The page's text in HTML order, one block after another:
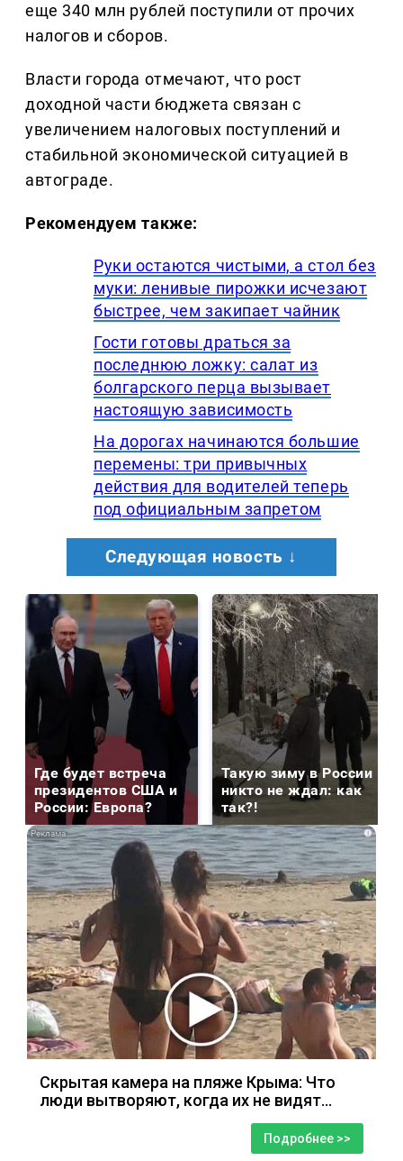
еще 340 млн рублей поступили от прочих
налогов и сборов.
Власти города отмечают, что рост
доходной части бюджета связан с
увеличением налоговых поступлений и
стабильной экономической ситуацией в
автограде.
Рекомендуем также:
Руки остаются чистыми, а стол без
муки: ленивые пирожки исчезают
быстрее, чем закипает чайник
Гости готовы драться за
последнюю ложку: салат из
болгарского перца вызывает
настоящую зависимость
На дорогах начинаются большие
перемены: три привычных
действия для водителей теперь
под официальным запретом
Следующая новость ↓
Где будет встреча
президентов США и
России: Европа?
Такую зиму в России
никто не ждал: как
так?!
i
Скрытая камера на пляже Крыма: Что
люди вытворяют, когда их не видят...
Подробнее >>